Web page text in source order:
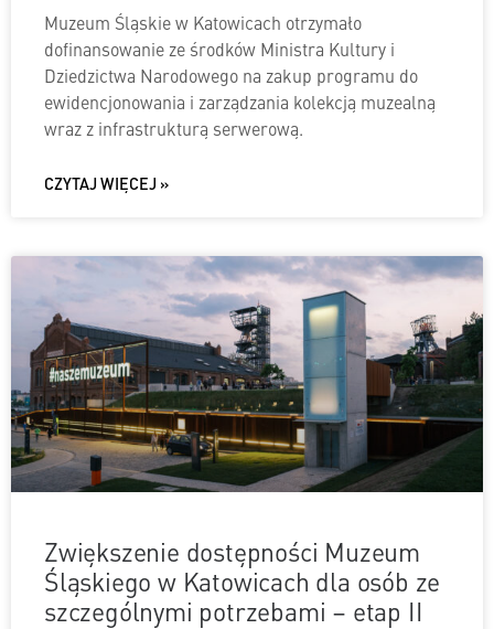
Muzeum Śląskie w Katowicach otrzymało
dofinansowanie ze środków Ministra Kultury i
Dziedzictwa Narodowego na zakup programu do
ewidencjonowania i zarządzania kolekcją muzealną
wraz z infrastrukturą serwerową.
CZYTAJ WIĘCEJ »
Zwiększenie dostępności Muzeum
Śląskiego w Katowicach dla osób ze
szczególnymi potrzebami – etap II